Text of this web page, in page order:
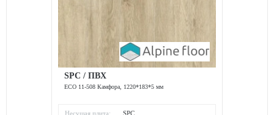
SPC / ПВХ
ECO 11-508 Камфора, 1220*183*5 мм
Несущая плита: SPC